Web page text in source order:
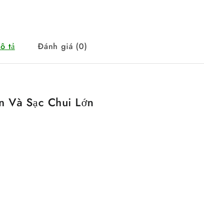
tả Đánh giá (0)
Và Sạc Chui Lớn